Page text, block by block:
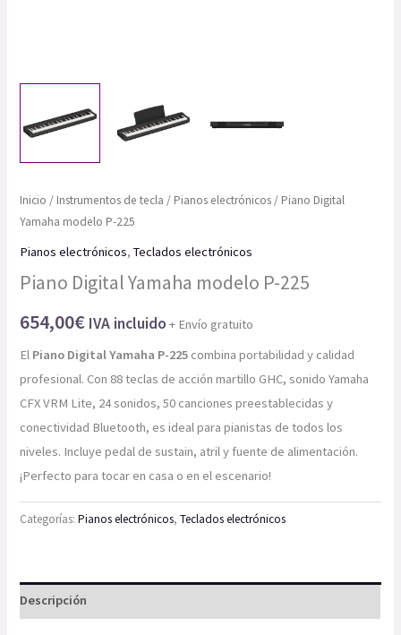
Inicio / Instrumentos de tecla / Pianos electrónicos / Piano Digital
Yamaha modelo P-225
Pianos electrónicos,Teclados electrónicos
Piano Digital Yamaha modelo P-225
654,00€ IVA incluido + Envío gratuito
El Piano Digital Yamaha P-225 combina portabilidad y calidad
profesional. Con 88 teclas de acción martillo GHC, sonido Yamaha
CFX VRM Lite, 24 sonidos, 50 canciones preestablecidas y
conectividad Bluetooth, es ideal para pianistas de todos los
niveles. Incluye pedal de sustain, atril y fuente de alimentación.
¡Perfecto para tocar en casa o en el escenario!
Categorías:Pianos electrónicos,Teclados electrónicos
Descripción